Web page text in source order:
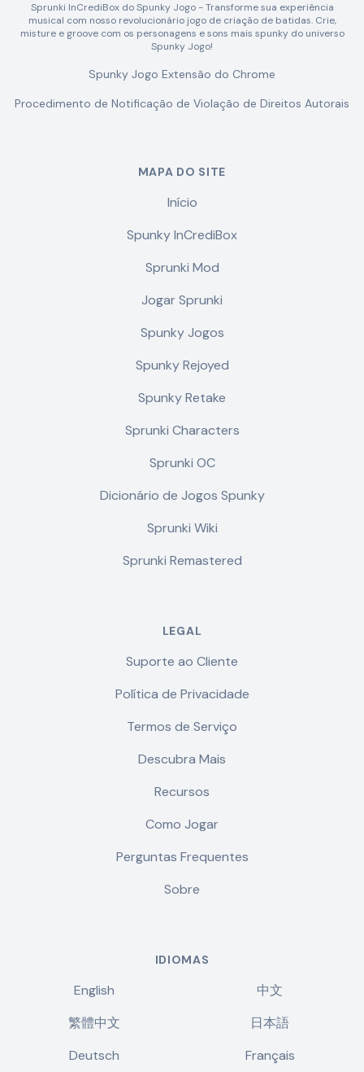
Sprunki InCrediBox do Spunky Jogo - Transforme sua experiência
musical com nosso revolucionário jogo de criação de batidas. Crie,
misture e groove com os personagens e sons mais spunky do universo
Spunky Jogo!
Spunky Jogo Extensão do Chrome
Procedimento de Notificação de Violação de Direitos Autorais
MAPA DO SITE
Início
Spunky InCrediBox
Sprunki Mod
Jogar Sprunki
Spunky Jogos
Spunky Rejoyed
Spunky Retake
Sprunki Characters
Sprunki OC
Dicionário de Jogos Spunky
Sprunki Wiki
Sprunki Remastered
LEGAL
Suporte ao Cliente
Política de Privacidade
Termos de Serviço
Descubra Mais
Recursos
Como Jogar
Perguntas Frequentes
Sobre
IDIOMAS
English
中文
繁體中文
日本語
Deutsch
Français